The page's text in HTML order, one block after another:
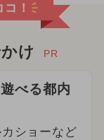
！
け PR
べる都内
ショーなど